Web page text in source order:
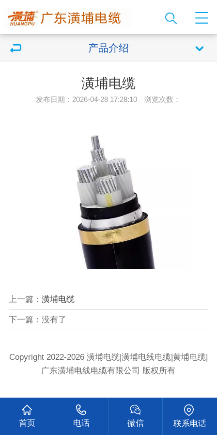
产品介绍
潢埔电缆
发布日期：2026-04-28 17:28:10 浏览次数：
上一篇： 潢埔电缆
下一篇：没有了
Copyright 2022-2026 潢埔电缆|潢埔电线电缆|黄埔电缆|
广东潢埔电线电缆有限公司 版权所有
首页 电话 微信 联系电话